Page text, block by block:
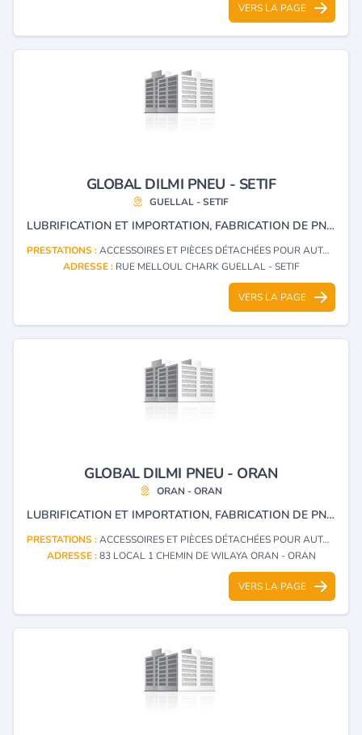
VERS LA PAGE
GLOBAL DILMI PNEU - SETIF
GUELLAL - SETIF
LUBRIFICATION ET IMPORTATION, FABRICATION DE PNEUS NEUFS EN CAOUTCHOUC UTILISÉS POUR TOUS TYPES DE VOITURES, AUTOBUS, CAMIONS, AVIONS, MOTOCYCLES, BICYCLES, BICYCLETTES.
PRESTATIONS :ACCESSOIRES ET PIÈCES DÉTACHÉES POUR AUTOMOBILES (FABRICATION)
ADRESSE : RUE MELLOUL CHARK GUELLAL - SETIF
VERS LA PAGE
GLOBAL DILMI PNEU - ORAN
ORAN - ORAN
LUBRIFICATION ET IMPORTATION, FABRICATION DE PNEUS NEUFS EN CAOUTCHOUC UTILISÉS POUR TOUS TYPES DE VOITURES, AUTOBUS, CAMIONS, AVIONS, MOTOCYCLES, BICYCLES, BICYCLETTES.
PRESTATIONS :ACCESSOIRES ET PIÈCES DÉTACHÉES POUR AUTOMOBILES (FABRICATION)
ADRESSE :83 LOCAL 1 CHEMIN DE WILAYA ORAN - ORAN
VERS LA PAGE